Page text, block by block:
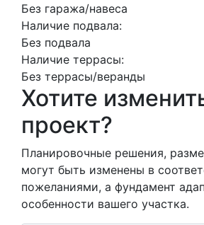
Без гаража/навеса
Наличие подвала:
Без подвала
Наличие террасы:
Без террасы/веранды
Хотите
проект?
Планировочные решения,
могут быть изменены в
пожеланиями, а фундамент
особенности вашего участка.